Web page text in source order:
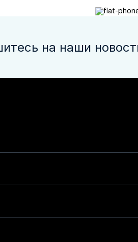
на наши